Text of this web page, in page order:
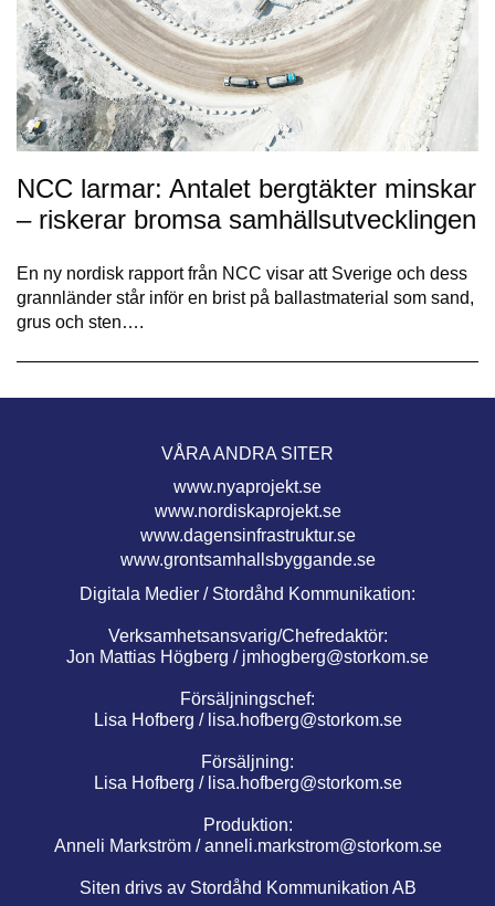
NCC larmar: Antalet bergtäkter minskar
– riskerar bromsa samhällsutvecklingen
En ny nordisk rapport från NCC visar att Sverige och dess
grannländer står inför en brist på ballastmaterial som sand,
grus och sten….
VÅRA ANDRA SITER
www.nyaprojekt.se
www.nordiskaprojekt.se
www.dagensinfrastruktur.se
www.grontsamhallsbyggande.se
Digitala Medier / Stordåhd Kommunikation:
Verksamhetsansvarig/Chefredaktör:
Jon Mattias Högberg / jmhogberg@storkom.se
Försäljningschef:
Lisa Hofberg / lisa.hofberg@storkom.se
Försäljning:
Lisa Hofberg / lisa.hofberg@storkom.se
Produktion:
Anneli Markström /anneli.markstrom@storkom.se
Siten drivs av Stordåhd Kommunikation AB